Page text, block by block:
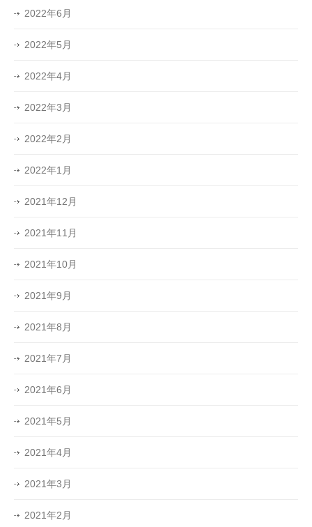
2022年6月
2022年5月
2022年4月
2022年3月
2022年2月
2022年1月
2021年12月
2021年11月
2021年10月
2021年9月
2021年8月
2021年7月
2021年6月
2021年5月
2021年4月
2021年3月
2021年2月